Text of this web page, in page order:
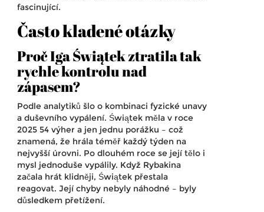
fascinující.
Často kladené otázky
Proč Iga Świątek ztratila tak
rychle kontrolu nad
zápasem?
Podle analytiků šlo o kombinaci fyzické unavy
a duševního vypálení. Świątek měla v roce
2025 54 výher a jen jednu porážku – což
znamená, že hrála téměř každý týden na
nejvyšší úrovni. Po dlouhém roce se její tělo i
mysl jednoduše vypálily. Když Rybakina
začala hrát klidněji, Świątek přestala
reagovat. Její chyby nebyly náhodné – byly
důsledkem přetížení.